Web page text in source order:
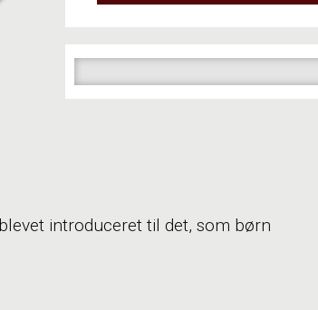
introduceret til det, som børn